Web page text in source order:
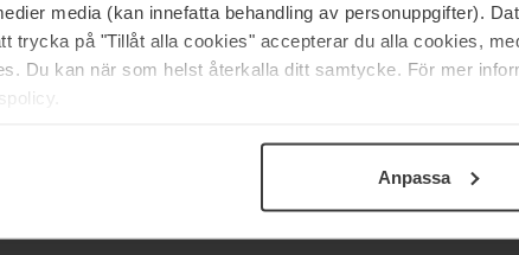
media (kan innefatta behandling av personuppgifter).
trycka på "Tillåt alla cookies" accepterar du alla cookies,
Du kan när som helst återkalla ditt samtycke. För mer
Anpassa
na 1 maand